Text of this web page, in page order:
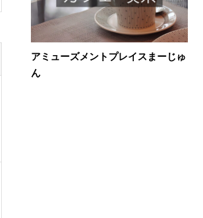
アミューズメントプレイスまーじゅ
ん